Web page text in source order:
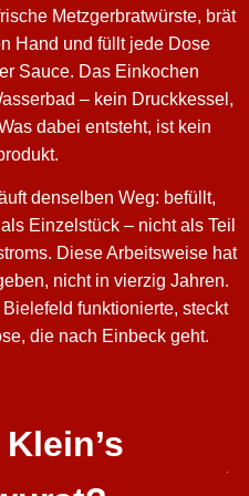
Metzgerbratwürste, brät
Hand und füllt jede Dose
Sauce. Das Einkochen
– kein Druckkessel,
dabei entsteht, ist kein
denselben Weg: befüllt,
Einzelstück – nicht als Teil
Diese Arbeitsweise hat
nicht in vierzig Jahren.
funktionierte, steckt
die nach Einbeck geht.